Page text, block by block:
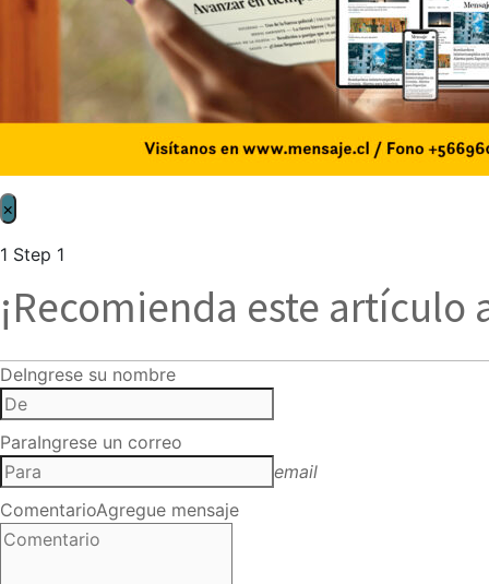
×
1 Step 1
¡Recomienda este artículo
DeIngrese su nombre
ParaIngrese un correo
email
ComentarioAgregue mensaje